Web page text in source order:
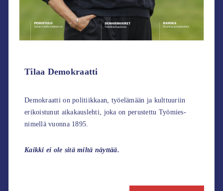
Tilaa Demokraatti
Demokraatti on politiikkaan, työelämään ja kulttuuriin
erikoistunut aikakauslehti, joka on perustettu Työmies-
nimellä vuonna 1895.
Kaikki ei ole sitä miltä näyttää.